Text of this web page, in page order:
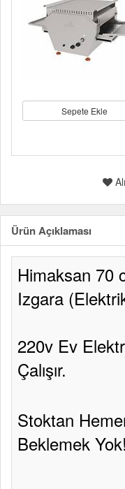
Sepete Ekle
Ürün Açıklaması
Himaksan 70
Izgara
220v Ev
Çalışır.
Stoktan
Beklemek Yok!